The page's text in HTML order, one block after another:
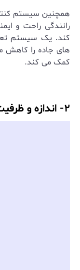
همچنین سیستم
رانندگی راحت و
کند. یک سیستم
های جاده را کاهش
کمک می ‌کند.
۲- اندازه و ظرفیت موتورسیکلت